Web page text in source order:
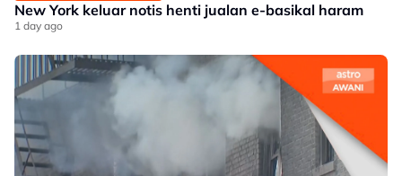
New York keluar notis henti jualan e-basikal haram
1 day ago